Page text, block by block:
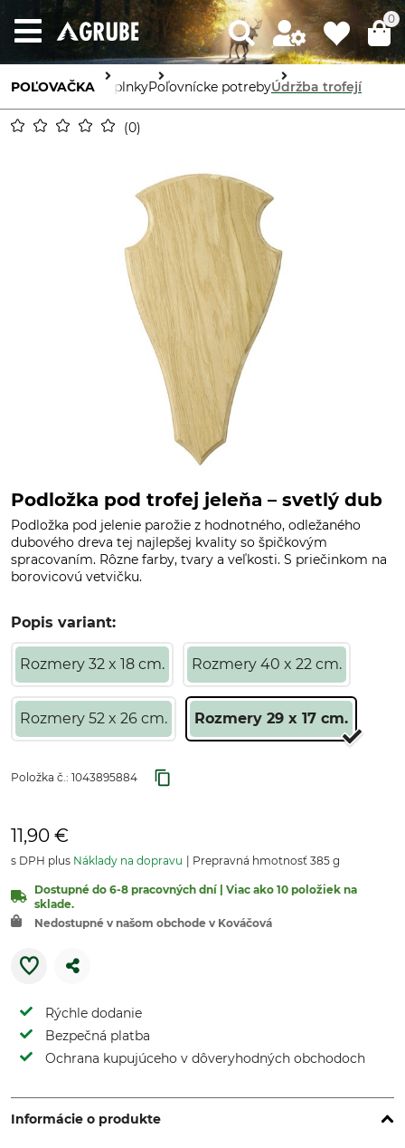
0
POĽOVAČKA DoplnkyPoľovnícke potrebyÚdržba trofejí
0
Podložka pod trofej jeleňa – svetlý dub
Podložka pod jelenie parožie z hodnotného, odležaného
dubového dreva tej najlepšej kvality so špičkovým
spracovaním. Rôzne farby, tvary a veľkosti. S priečinkom na
borovicovú vetvičku.
Popis variant:
Rozmery 32 x 18 cm. Rozmery 40 x 22 cm.
Rozmery 52 x 26 cm. Rozmery 29 x 17 cm.
Položka č.: 1043895884
11,90 €
s DPH plus Náklady na dopravu Prepravná hmotnosť 385 g
Dostupné do 6-8 pracovných dní | Viac ako 10 položiek na
sklade.
Nedostupné v našom obchode v Kováčová
Rýchle dodanie
Bezpečná platba
Ochrana kupujúceho v dôveryhodných obchodoch
Informácie o produkte